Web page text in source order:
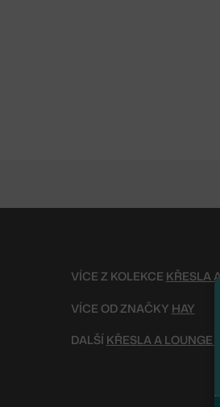
VÍCE Z KOLEKCE KŘESLA
VÍCE OD ZNAČKY HAY
DALŠÍ KŘESLA A LOUNGE